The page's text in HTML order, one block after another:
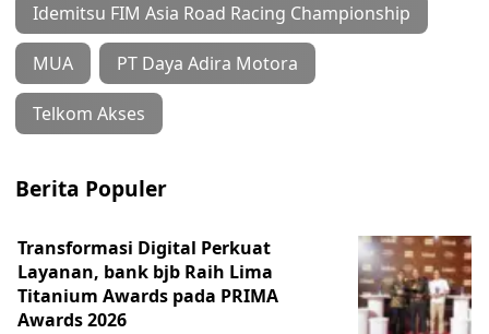
Idemitsu FIM Asia Road Racing Championship
MUA PT Daya Adira Motora
Telkom Akses
Berita Populer
Transformasi Digital Perkuat
Layanan, bank bjb Raih Lima
Titanium Awards pada PRIMA
Awards 2026